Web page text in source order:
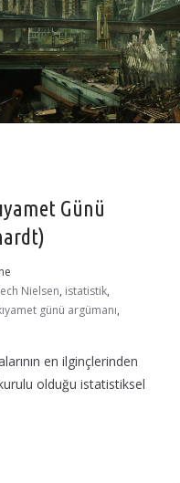
Günü
Nielsen, istatistik,
günü argümanı,
en ilginçlerinden
olduğu istatistiksel